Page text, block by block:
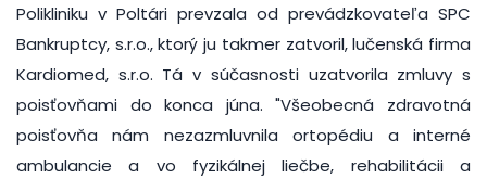
Polikliniku v Poltári prevzala od prevádzkovateľa SPC
Bankruptcy, s.r.o., ktorý ju takmer zatvoril, lučenská firma
Kardiomed, s.r.o. Tá v súčasnosti uzatvorila zmluvy s
poisťovňami do konca júna. "Všeobecná zdravotná
poisťovňa nám nezazmluvnila ortopédiu a interné
ambulancie a vo fyzikálnej liečbe, rehabilitácii a